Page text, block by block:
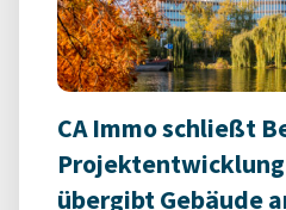
CA Immo schließt
übergibt Gebäude